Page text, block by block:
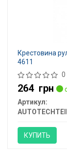
Крестовина
4611
0
264 грн
Артикул:
КУПИТЬ